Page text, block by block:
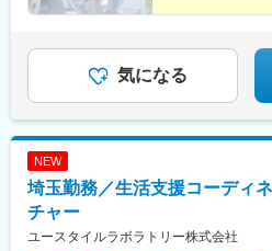
気になる
NEW
埼玉勤務／生活支援コーディ
チャー
ユースタイルラボラトリー株式会社